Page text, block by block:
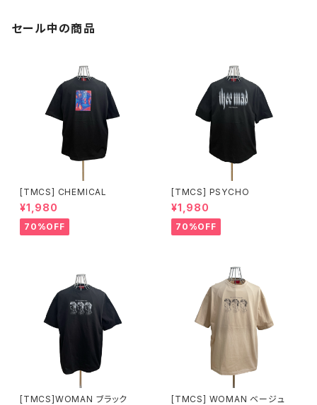
セール中の商品
[TMCS] CHEMICAL
¥1,980
70%OFF
[TMCS] PSYCHO
¥1,980
70%OFF
[TMCS]WOMAN ブラック [TMCS] WOMAN ベージュ